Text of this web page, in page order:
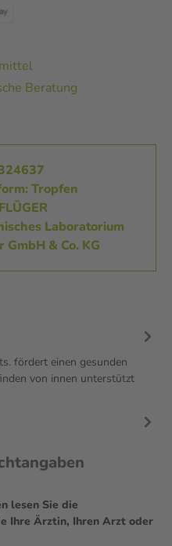
Beratung
Tropfen
Laboratorium
& Co. KG
fördert einen gesunden
von innen unterstützt
lesen Sie die
Ihre Ärztin, Ihren Arzt oder